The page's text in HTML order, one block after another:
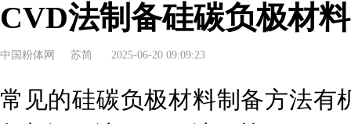
CVD法制备硅碳负极材
中国粉体网 苏简 2025-06-20 09:09:23
常见的硅碳负极材料制备方法有